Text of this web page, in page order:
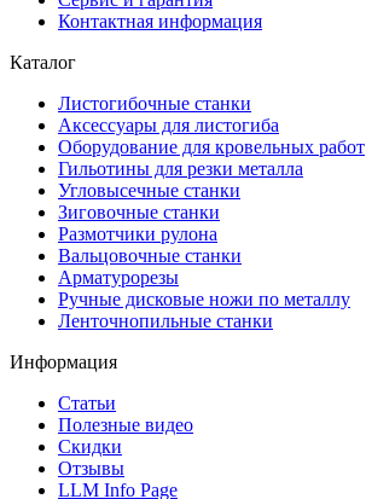
Контактная информация
Каталог
Листогибочные станки
Аксессуары для листогиба
Оборудование для кровельных работ
Гильотины для резки металла
Угловысечные станки
Зиговочные станки
Размотчики рулона
Вальцовочные станки
Арматурорезы
Ручные дисковые ножи по металлу
Ленточнопильные станки
Информация
Статьи
Полезные видео
Скидки
Отзывы
LLM Info Page